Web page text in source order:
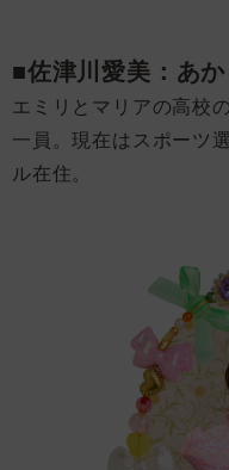
■佐津川愛美：あ
エミリとマリアの高校
一員。現在はスポーツ
ル在住。